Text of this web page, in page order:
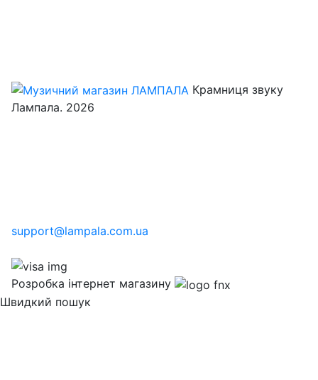
Крамниця звуку
Лампала. 2026
support@lampala.com.ua
Розробка інтернет магазину
Швидкий пошук